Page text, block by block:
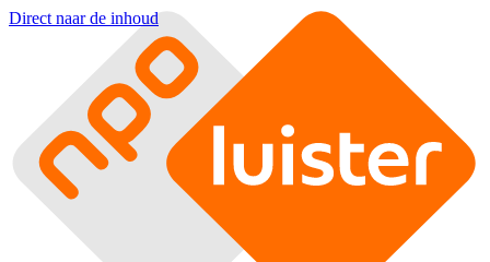
Direct naar de inhoud